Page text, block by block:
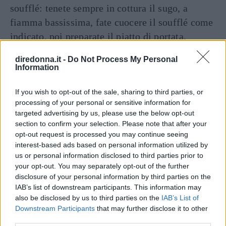
diredonna.it - Do Not Process My Personal
Information
If you wish to opt-out of the sale, sharing to third parties, or
processing of your personal or sensitive information for
targeted advertising by us, please use the below opt-out
section to confirm your selection. Please note that after your
opt-out request is processed you may continue seeing
interest-based ads based on personal information utilized by
us or personal information disclosed to third parties prior to
your opt-out. You may separately opt-out of the further
disclosure of your personal information by third parties on the
IAB’s list of downstream participants. This information may
also be disclosed by us to third parties on the IAB’s List of
Downstream Participants that may further disclose it to other
soufflé: tenete sempre in cottura il sugo, a
fiamma bassissima, fate cuocere il soufflé come
indicato, poi preparate il piatto di portata,
sformate il soufflé appena terminata la cottura e
al centro versate il sugo ben ristretto e servite
Continua a leggere dopo la pubblicità
DOSI PER 4 PERSONE
INGREDIENTI
3 uova
250 g. di formaggio grattugiato finissimo
sale – pepe – noce moscata – maizena